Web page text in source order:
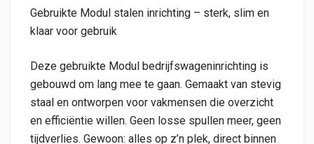
Gebruikte Modul stalen inrichting – sterk, slim en
klaar voor gebruik
Deze gebruikte Modul bedrijfswageninrichting is
gebouwd om lang mee te gaan. Gemaakt van stevig
staal en ontworpen voor vakmensen die overzicht
en efficiëntie willen. Geen losse spullen meer, geen
tijdverlies. Gewoon: alles op z’n plek, direct binnen